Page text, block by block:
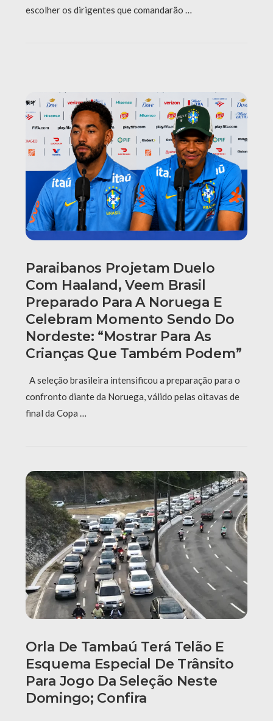
escolher os dirigentes que comandarão …
Paraibanos Projetam Duelo
Com Haaland, Veem Brasil
Preparado Para A Noruega E
Celebram Momento Sendo Do
Nordeste: “Mostrar Para As
Crianças Que Também Podem”
A seleção brasileira intensificou a preparação para o
confronto diante da Noruega, válido pelas oitavas de
final da Copa …
Orla De Tambaú Terá Telão E
Esquema Especial De Trânsito
Para Jogo Da Seleção Neste
Domingo; Confira